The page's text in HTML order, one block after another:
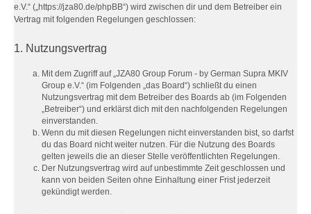
e.V.“ („https://jza80.de/phpBB“) wird zwischen dir und dem Betreiber ein
Vertrag mit folgenden Regelungen geschlossen:
1. Nutzungsvertrag
Mit dem Zugriff auf „JZA80 Group Forum - by German Supra MKIV
Group e.V.“ (im Folgenden „das Board“) schließt du einen
Nutzungsvertrag mit dem Betreiber des Boards ab (im Folgenden
„Betreiber“) und erklärst dich mit den nachfolgenden Regelungen
einverstanden.
Wenn du mit diesen Regelungen nicht einverstanden bist, so darfst
du das Board nicht weiter nutzen. Für die Nutzung des Boards
gelten jeweils die an dieser Stelle veröffentlichten Regelungen.
Der Nutzungsvertrag wird auf unbestimmte Zeit geschlossen und
kann von beiden Seiten ohne Einhaltung einer Frist jederzeit
gekündigt werden.